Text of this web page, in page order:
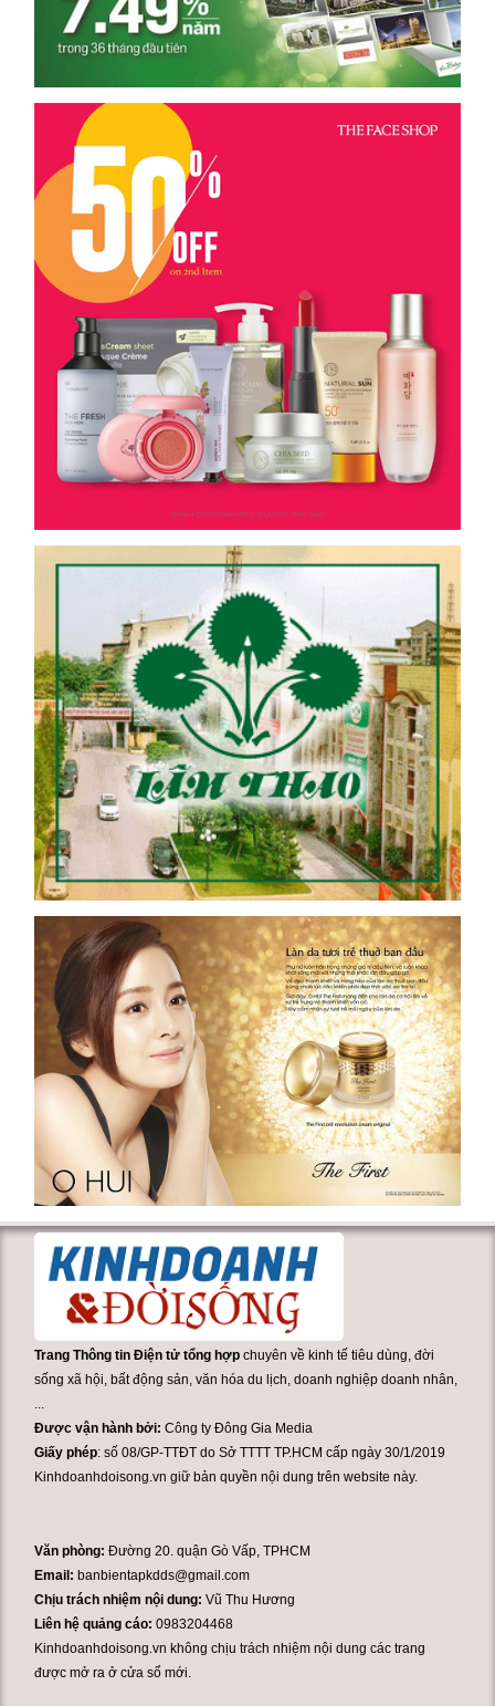
Trang Thông tin Điện tử tổng hợp chuyên về kinh tế tiêu dùng, đời
sống xã hội, bất động sản, văn hóa du lịch, doanh nghiệp doanh nhân,
...
Được vận hành bởi:Công ty Đông Gia Media
Giấy phép: số 08/GP-TTĐT do Sở TTTT TP.HCM cấp ngày 30/1/2019
Kinhdoanhdoisong.vn giữ bản quyền nội dung trên website này.
Văn phòng:Đường 20. quận Gò Vấp, TPHCM
Email: banbientapkdds@gmail.com
Chịu trách nhiệm nội dung: Vũ Thu Hương
Liên hệ quảng cáo:0983204468
Kinhdoanhdoisong.vn không chịu trách nhiệm nội dung các trang
được mở ra ở cửa sổ mới.